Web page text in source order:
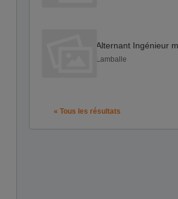
Lamballe
« Tous les résultats